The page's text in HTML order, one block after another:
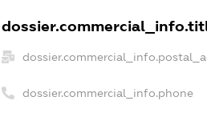
dossier.commercial_info.phone